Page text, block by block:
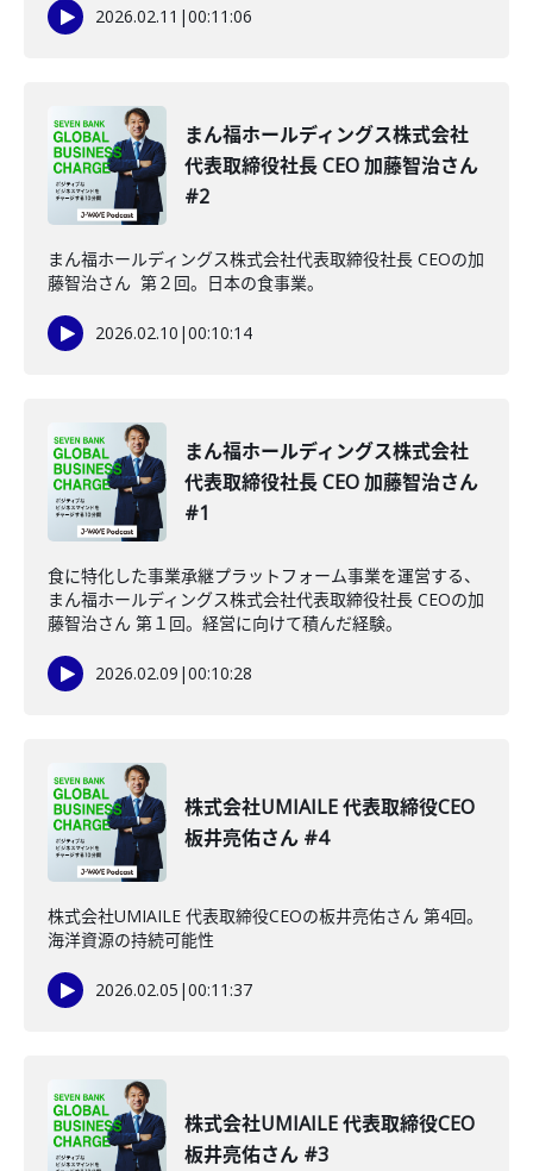
2026.02.11 |00:11:06
まん福ホールディングス株式会社
代表取締役社長 CEO 加藤智治さん
#2
まん福ホールディングス株式会社代表取締役社長 CEOの加
藤智治さん 第２回。日本の食事業。
2026.02.10 |00:10:14
まん福ホールディングス株式会社
代表取締役社長 CEO 加藤智治さん
#1
食に特化した事業承継プラットフォーム事業を運営する、
まん福ホールディングス株式会社代表取締役社長 CEOの加
藤智治さん 第１回。経営に向けて積んだ経験。
2026.02.09 |00:10:28
株式会社UMIAILE 代表取締役CEO
板井亮佑さん #4
株式会社UMIAILE 代表取締役CEOの板井亮佑さん 第4回。
海洋資源の持続可能性
2026.02.05 |00:11:37
株式会社UMIAILE 代表取締役CEO
板井亮佑さん #3